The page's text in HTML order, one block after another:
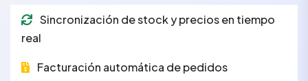
Sincronización de stock y precios en tiempo
real
Facturación automática de pedidos